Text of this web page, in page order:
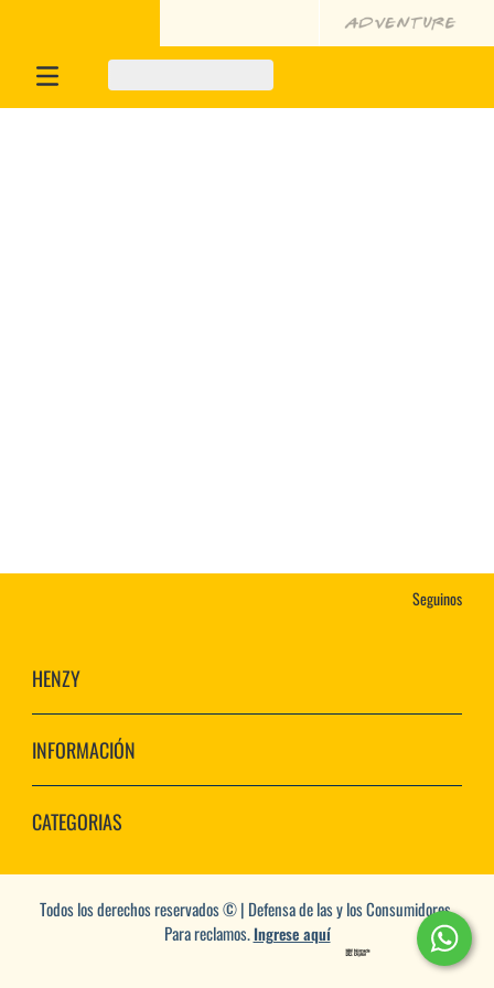
Seguinos
HENZY
INFORMACIÓN
CATEGORIAS
Todos los derechos reservados © | Defensa de las y los Consumidores.
Para reclamos.Ingrese aquí